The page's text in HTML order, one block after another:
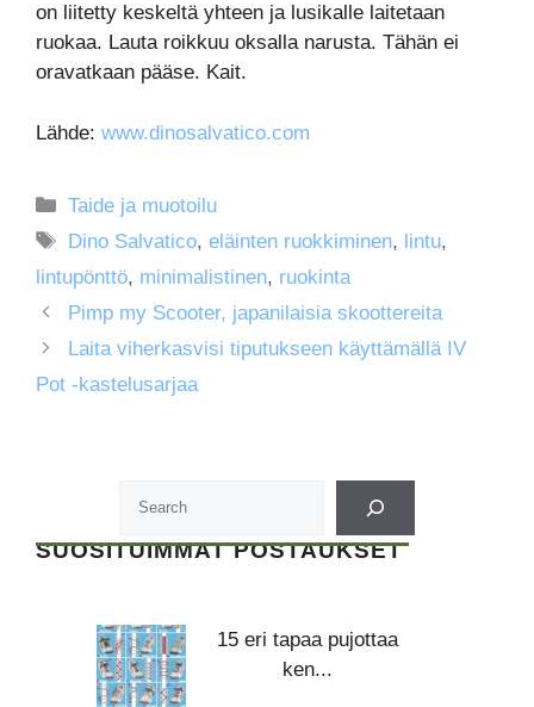
on liitetty keskeltä yhteen ja lusikalle laitetaan
ruokaa. Lauta roikkuu oksalla narusta. Tähän ei
oravatkaan pääse. Kait.
Lähde: www.dinosalvatico.com
Kategoriat
Taide ja muotoilu
Avainsanat
Dino Salvatico,eläinten ruokkiminen, lintu,
lintupönttö, minimalistinen, ruokinta
Pimp my Scooter, japanilaisia skoottereita
Laita viherkasvisi tiputukseen käyttämällä IV
Pot -kastelusarjaa
SUOSITUIMMAT POSTAUKSET
15 eri tapaa pujottaa
ken...